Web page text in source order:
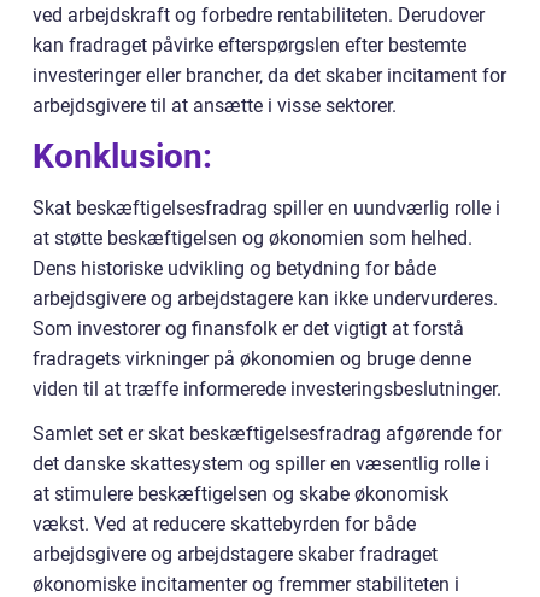
ved arbejdskraft og forbedre rentabiliteten. Derudover
kan fradraget påvirke efterspørgslen efter bestemte
investeringer eller brancher, da det skaber incitament for
arbejdsgivere til at ansætte i visse sektorer.
Konklusion:
Skat beskæftigelsesfradrag spiller en uundværlig rolle i
at støtte beskæftigelsen og økonomien som helhed.
Dens historiske udvikling og betydning for både
arbejdsgivere og arbejdstagere kan ikke undervurderes.
Som investorer og finansfolk er det vigtigt at forstå
fradragets virkninger på økonomien og bruge denne
viden til at træffe informerede investeringsbeslutninger.
Samlet set er skat beskæftigelsesfradrag afgørende for
det danske skattesystem og spiller en væsentlig rolle i
at stimulere beskæftigelsen og skabe økonomisk
vækst. Ved at reducere skattebyrden for både
arbejdsgivere og arbejdstagere skaber fradraget
økonomiske incitamenter og fremmer stabiliteten i